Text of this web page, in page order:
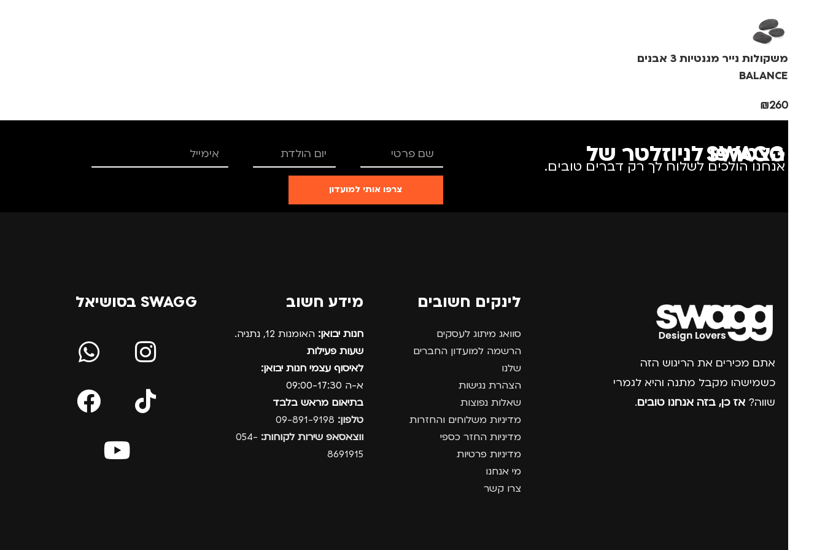
מותגים
מתאים ל
משקולות נייר מגנטיות 3 אבנים
BALANCE
₪260
הצטרפו לניוזלטר של SWAGG
אנחנו הולכים לשלוח לך רק דברים טובים.
צרפו אותי למועדון
אתם מכירים את הריגוש הזה
כשמישהו מקבל מתנה והיא לגמרי
שווה? אז כן, בזה אנחנו טובים.
לינקים חשובים
סוואג מיתוג לעסקים
הרשמה למועדון החברים
שלנו
הצהרת נגישות
שאלות נפוצות
מדיניות משלוחים והחזרות
מדיניות החזר כספי
מדיניות פרטיות
מי אנחנו
צרו קשר
מידע חשוב
חנות יבואן: האומנות 12, נתניה.
שעות פעילות
לאיסוף עצמי חנות יבואן:
א-ה 09:00-17:30
בתיאום מראש בלבד
טלפון:
ווצאסאפ שירות לקוחות: 054-
8691915
SWAGG בסושיאל